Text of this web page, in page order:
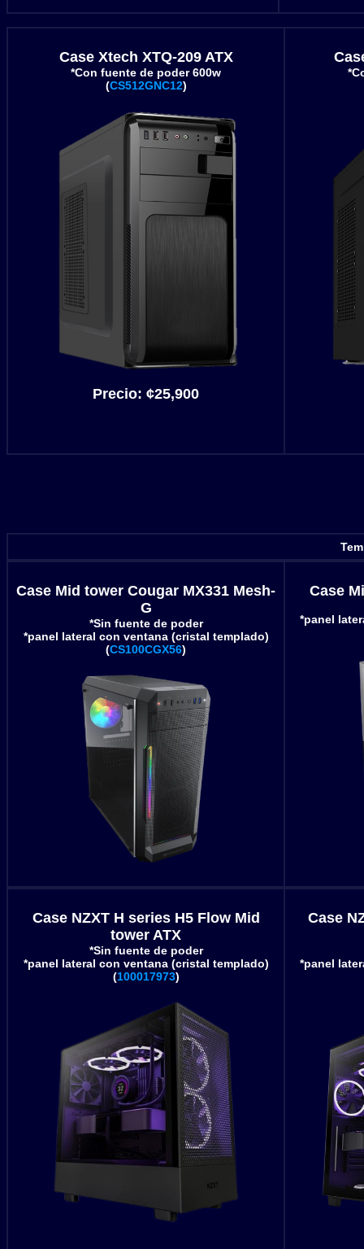
Case Xtech XTQ-209 ATX
*Con fuente de poder 600w
(CS512GNC12)
Precio: ¢25,900
Case Mid tower Cougar MX331 Mesh-
G
*Sin fuente de poder
*panel lateral con ventana (cristal templado)
(CS100CGX56)
Case
*panel
Case NZXT H series H5 Flow Mid
tower ATX
*Sin fuente de poder
*panel lateral con ventana (cristal templado)
(100017973)
Case
*panel